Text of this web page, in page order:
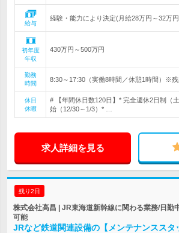
給与
経験・能力により決定(月給28万円～32万
初年度
年収
430万円～500万円
勤務
時間
8:30～17:30（実働8時間／休憩1時間）※
休日
休暇
# 【年間休日数120日】* 完全週休2日制（
始（12/30～1/3）* …
求人詳細を見る
残り2日
株式会社高昌 | JR東海道新幹線に関わる業務/日勤
可能
JRなど鉄道関連設備の【メンテナンスス